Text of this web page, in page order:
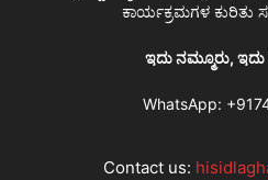
ಕಾರ್ಯಕ್ರಮಗಳ ಕುರಿತು
ಇದು ನಮ್ಮೂರು, ಇದು
WhatsApp:
Contact us: